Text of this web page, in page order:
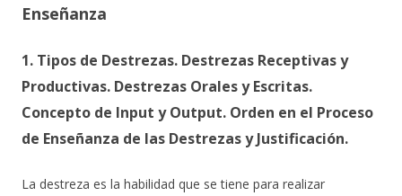
Enseñanza
1. Tipos de Destrezas. Destrezas Receptivas y
Productivas. Destrezas Orales y Escritas.
Concepto de Input y Output. Orden en el Proceso
de Enseñanza de las Destrezas y Justificación.
La destreza es la habilidad que se tiene para realizar